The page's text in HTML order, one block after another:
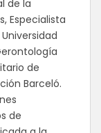
de la
Especialista
de
Barceló.
de